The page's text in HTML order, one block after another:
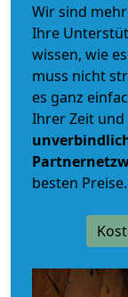
Wir sind
Ihre
wissen, wie
muss nicht
es ganz
Ihrer Zeit und
besten Preise.